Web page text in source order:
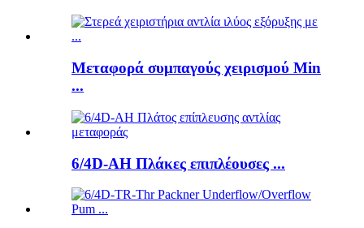
Μεταφορά συμπαγούς χειρισμού Min
...
6/4D-AH Πλάκες επιπλέουσες ...